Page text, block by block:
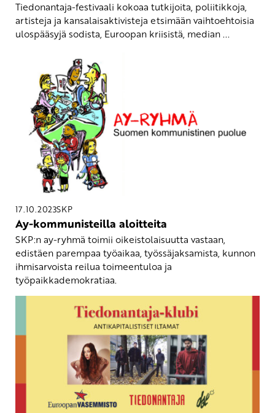
Tiedonantaja-festivaali kokoaa tutkijoita, poliitikkoja,
artisteja ja kansalaisaktivisteja etsimään vaihtoehtoisia
ulospääsyjä sodista, Euroopan kriisistä, median ...
17.10.2023SKP
Ay-kommunisteilla aloitteita
SKP:n ay-ryhmä toimii oikeistolaisuutta vastaan,
edistäen parempaa työaikaa, työssäjaksamista, kunnon
ihmisarvoista reilua toimeentuloa ja
työpaikkademokratiaa.